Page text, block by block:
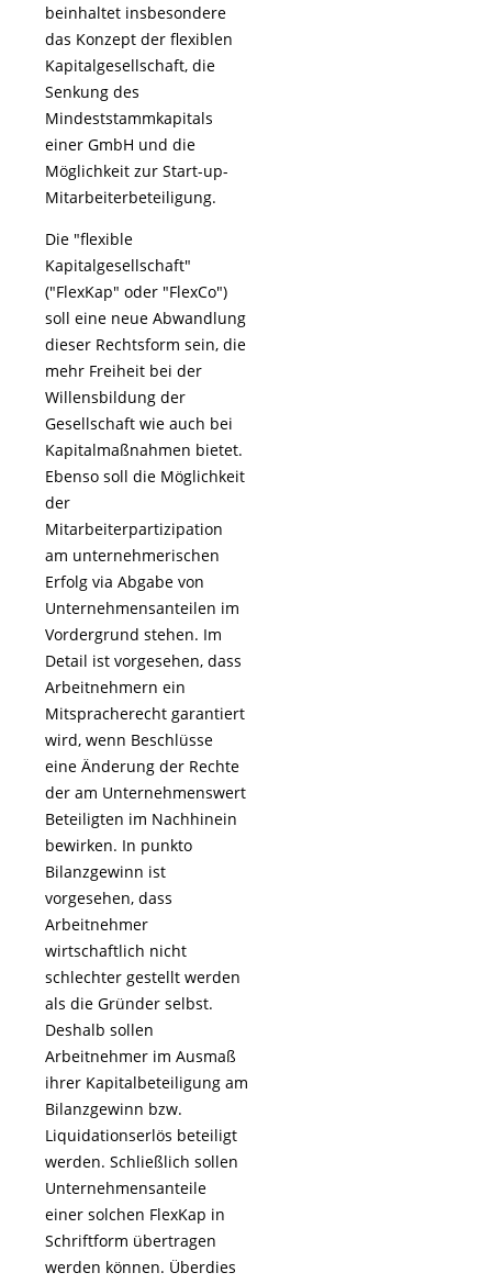
beinhaltet insbesondere
das Konzept der flexiblen
Kapitalgesellschaft, die
Senkung des
Mindeststammkapitals
einer GmbH und die
Möglichkeit zur Start-up-
Mitarbeiterbeteiligung.
Die "flexible
Kapitalgesellschaft"
("FlexKap" oder "FlexCo")
soll eine neue Abwandlung
dieser Rechtsform sein, die
mehr Freiheit bei der
Willensbildung der
Gesellschaft wie auch bei
Kapitalmaßnahmen bietet.
Ebenso soll die Möglichkeit
der
Mitarbeiterpartizipation
am unternehmerischen
Erfolg via Abgabe von
Unternehmensanteilen im
Vordergrund stehen. Im
Detail ist vorgesehen, dass
Arbeitnehmern ein
Mitspracherecht garantiert
wird, wenn Beschlüsse
eine Änderung der Rechte
der am Unternehmenswert
Beteiligten im Nachhinein
bewirken. In punkto
Bilanzgewinn ist
vorgesehen, dass
Arbeitnehmer
wirtschaftlich nicht
schlechter gestellt werden
als die Gründer selbst.
Deshalb sollen
Arbeitnehmer im Ausmaß
ihrer Kapitalbeteiligung am
Bilanzgewinn bzw.
Liquidationserlös beteiligt
werden. Schließlich sollen
Unternehmensanteile
einer solchen FlexKap in
Schriftform übertragen
werden können. Überdies